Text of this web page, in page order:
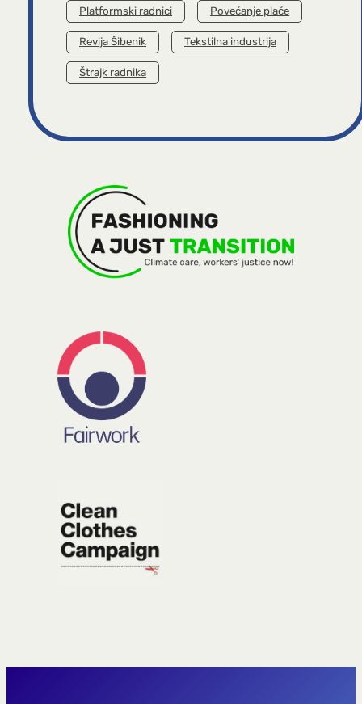
Platformski radnici Povećanje plaće
Revija Šibenik Tekstilna industrija
Štrajk radnika